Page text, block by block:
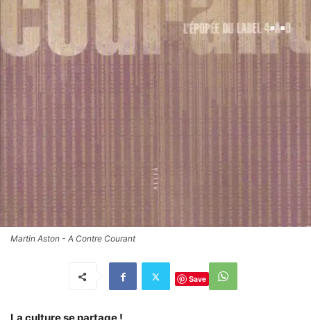
Martin Aston - A Contre Courant
Save